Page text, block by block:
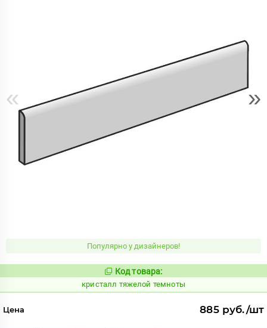
« »
Популярно у дизайнеров!
Код:
825977
Код товара:
кристалл тяжелой темноты
Цена 885 руб./шт